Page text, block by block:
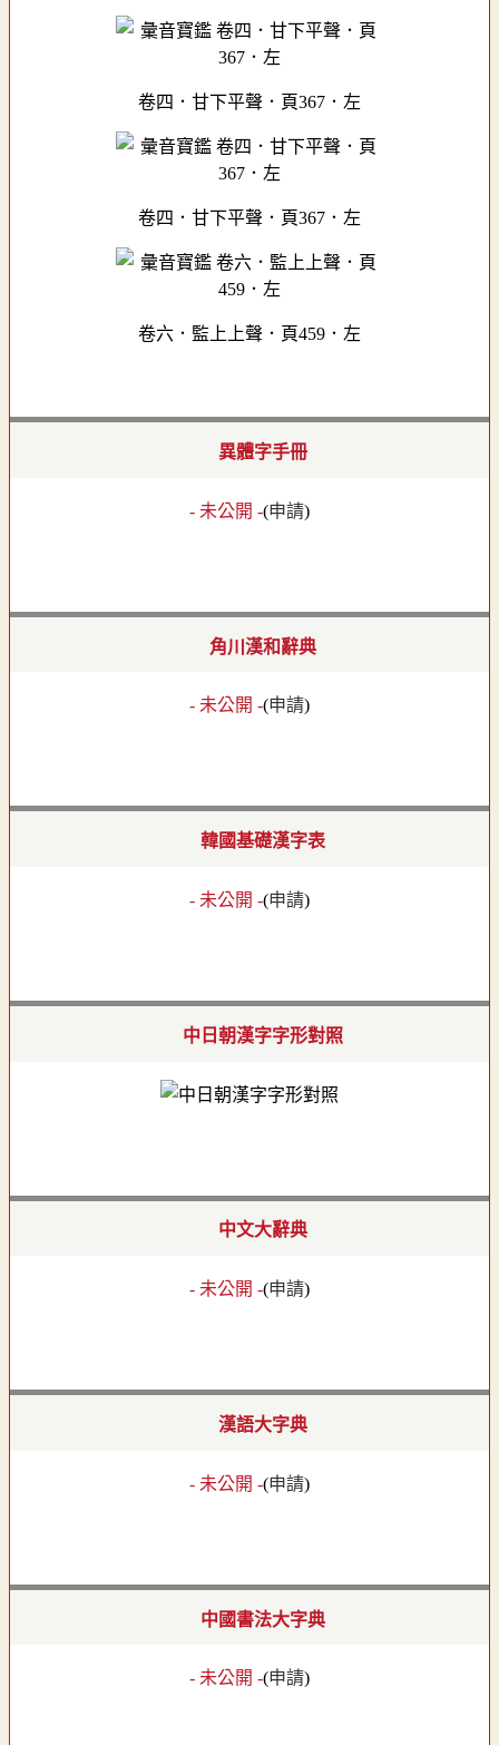
卷四．甘下平聲．頁367．左
卷四．甘下平聲．頁367．左
卷六．監上上聲．頁459．左
異體字手冊
- 未公開 -(申請)
角川漢和辭典
- 未公開 -(申請)
韓國基礎漢字表
- 未公開 -(申請)
中日朝漢字字形對照
中文大辭典
- 未公開 -(申請)
漢語大字典
- 未公開 -(申請)
中國書法大字典
- 未公開 -(申請)